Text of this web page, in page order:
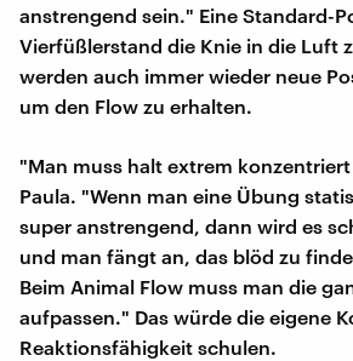
anstrengend sein." Eine Standard-
Vierfüßlerstand die Knie in die Luft
werden auch immer wieder neue
um den Flow zu erhalten.
"Man muss halt extrem
Paula. "Wenn man eine Übung
super anstrengend, dann wird es
und man fängt an, das blöd zu
Beim Animal Flow muss man die
aufpassen." Das würde die eigene
Reaktionsfähigkeit schulen.